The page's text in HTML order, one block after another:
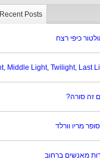
Recent Posts